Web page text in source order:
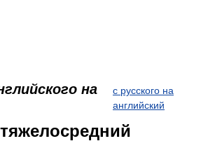
на
с русского на
английский